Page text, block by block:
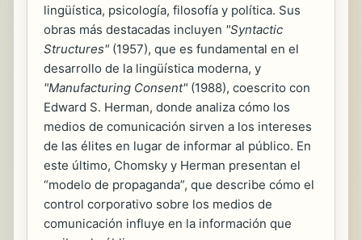
lingüística, psicología, filosofía y política. Sus
obras más destacadas incluyen "Syntactic
Structures" (1957), que es fundamental en el
desarrollo de la lingüística moderna, y
"Manufacturing Consent" (1988), coescrito con
Edward S. Herman, donde analiza cómo los
medios de comunicación sirven a los intereses
de las élites en lugar de informar al público. En
este último, Chomsky y Herman presentan el
“modelo de propaganda”, que describe cómo el
control corporativo sobre los medios de
comunicación influye en la información que